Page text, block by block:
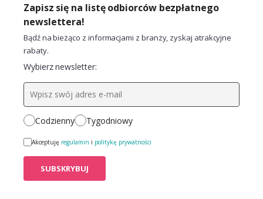
Zapisz się na listę odbiorców bezpłatnego
newslettera!
Bądź na bieżąco z informacjami z branży, zyskaj atrakcyjne
rabaty.
Wybierz newsletter:
Codzienny Tygodniowy
Akceptuję regulamin i politykę prywatności